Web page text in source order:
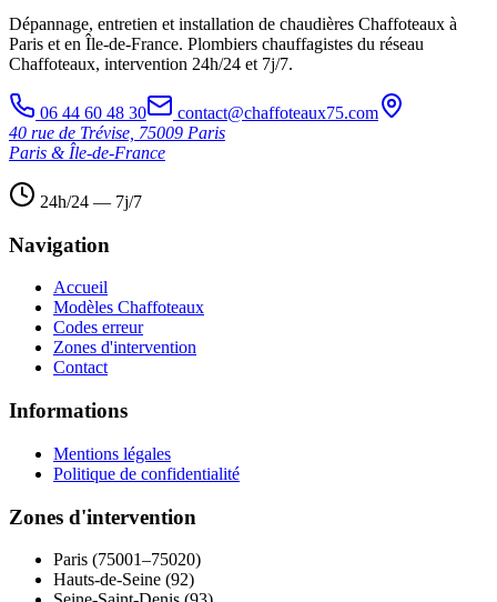
Dépannage, entretien et installation de chaudières Chaffoteaux à
Paris et en Île-de-France. Plombiers chauffagistes du réseau
Chaffoteaux, intervention 24h/24 et 7j/7.
06 44 60 48 30
contact@chaffoteaux75.com
40 rue de Trévise, 75009 Paris
Paris & Île-de-France
24h/24 — 7j/7
Navigation
Accueil
Modèles Chaffoteaux
Codes erreur
Zones d'intervention
Contact
Informations
Mentions légales
Politique de confidentialité
Zones d'intervention
Paris (75001–75020)
Hauts-de-Seine (92)